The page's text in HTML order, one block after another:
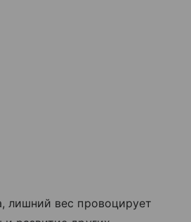
лишний вес провоцирует